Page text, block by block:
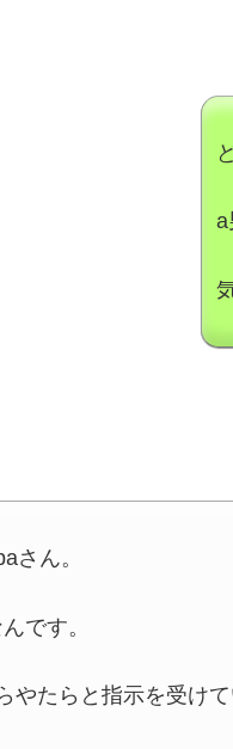
a
さん。
です。
やたらと指示を受けて